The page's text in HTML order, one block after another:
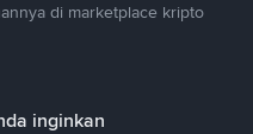
di marketplace kripto
inginkan